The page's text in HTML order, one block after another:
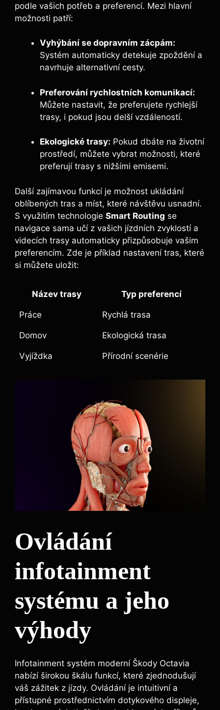
podle vašich potřeb a preferencí. Mezi hlavní
možnosti patří:
Vyhýbání se dopravním zácpám:
Systém automaticky detekuje zpoždění a
navrhuje alternativní cesty.
Preferování rychlostních komunikací:
Můžete nastavit, že preferujete rychlejší
trasy, i pokud jsou delší vzdáleností.
Ekologické trasy: Pokud dbáte na životní
prostředí, můžete vybrat možnosti, které
preferují trasy s nižšími emisemi.
Další zajímavou funkcí je možnost ukládání
oblíbených tras a míst, které návštěvu usnadní.
S využitím technologie Smart Routing se
navigace sama učí z vašich jízdních zvyklostí a
videcích trasy automaticky přizpůsobuje vašim
preferencím. Zde je příklad nastavení tras, které
si můžete uložit:
Název trasy Typ preferencí
Práce Rychlá trasa
Domov Ekologická trasa
Vyjíždka Přírodní scenérie
Ovládání
infotainment
systému a jeho
výhody
Infotainment systém moderní Škody Octavia
nabízí širokou škálu funkcí, které zjednodušují
váš zážitek z jízdy. Ovládání je intuitivní a
přístupné prostřednictvím dotykového displeje,